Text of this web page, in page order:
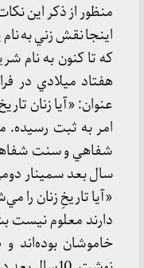
منظور از ذكر اين
اينجا نقش زني به
كه تا كنون به نام
هفتاد ميلادي در
عنوان: «آيا زنان
امر به ثبت رسيده.
سال بعد سمينار
«آيا تاريخِ زنان را
دارند معلوم نيست
خاموشان بوده‌اند